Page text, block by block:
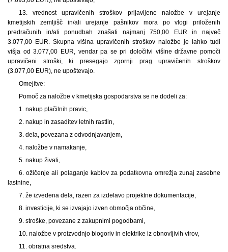
13. vrednost upravičenih stroškov prijavljene naložbe v urejanje
kmetijskih zemljišč in/ali urejanje pašnikov mora po vlogi priloženih
predračunih in/ali ponudbah znašati najmanj 750,00 EUR in največ
3.077,00 EUR. Skupna višina upravičenih stroškov naložbe je lahko tudi
višja od 3.077,00 EUR, vendar pa se pri določitvi višine državne pomoči
upravičeni stroški, ki presegajo zgornji prag upravičenih stroškov
(3.077,00 EUR), ne upoštevajo.
Omejitve:
Pomoč za naložbe v kmetijska gospodarstva se ne dodeli za:
1. nakup plačilnih pravic,
2. nakup in zasaditev letnih rastlin,
3. dela, povezana z odvodnjavanjem,
4. naložbe v namakanje,
5. nakup živali,
6. ožičenje ali polaganje kablov za podatkovna omrežja zunaj zasebne
lastnine,
7. že izvedena dela, razen za izdelavo projektne dokumentacije,
8. investicije, ki se izvajajo izven območja občine,
9. stroške, povezane z zakupnimi pogodbami,
10. naložbe v proizvodnjo biogoriv in elektrike iz obnovljivih virov,
11. obratna sredstva.